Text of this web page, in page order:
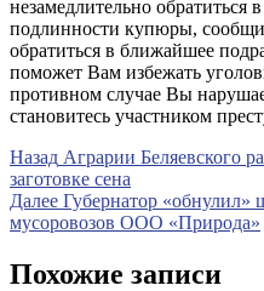
незамедлительно обратиться
подлинности купюры,
обратиться в ближайшее
поможет Вам избежать
противном случае Вы
становитесь участником
Навигация
по
записям
Назад Предыдущая
запись
Аграрии Беляевского
заготовке сена
Далее Следующая
запись
Губернатор «обнулил»
мусоровозов ООО «Природа»
Похожие записи